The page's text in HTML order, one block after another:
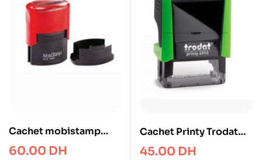
Cachet mobistamp
C3050
60.00 DH
Cachet Printy Trodat
4910
45.00 DH